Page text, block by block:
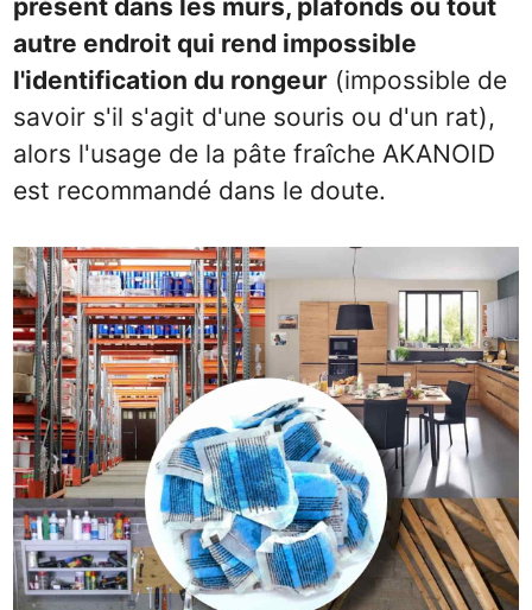
présent dans les murs, plafonds ou tout
autre endroit qui rend impossible
l'identification du rongeur (impossible de
savoir s'il s'agit d'une souris ou d'un rat),
alors l'usage de la pâte fraîche AKANOID
est recommandé dans le doute.